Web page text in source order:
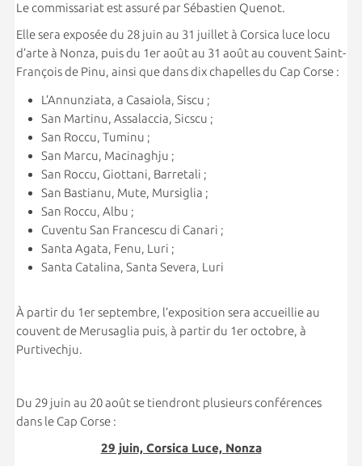
Le commissariat est assuré par Sébastien Quenot.
Elle sera exposée du 28 juin au 31 juillet à Corsica luce locu
d’arte à Nonza, puis du 1er août au 31 août au couvent Saint-
François de Pinu, ainsi que dans dix chapelles du Cap Corse :
L’Annunziata, a Casaiola, Siscu ;
San Martinu, Assalaccia, Sicscu ;
San Roccu, Tuminu ;
San Marcu, Macinaghju ;
San Roccu, Giottani, Barretali ;
San Bastianu, Mute, Mursiglia ;
San Roccu, Albu ;
Cuventu San Francescu di Canari ;
Santa Agata, Fenu, Luri ;
Santa Catalina, Santa Severa, Luri
À partir du 1er septembre, l’exposition sera accueillie au
couvent de Merusaglia puis, à partir du 1er octobre, à
Purtivechju.
Du 29 juin au 20 août se tiendront plusieurs conférences
dans le Cap Corse :
29 juin, Corsica Luce, Nonza